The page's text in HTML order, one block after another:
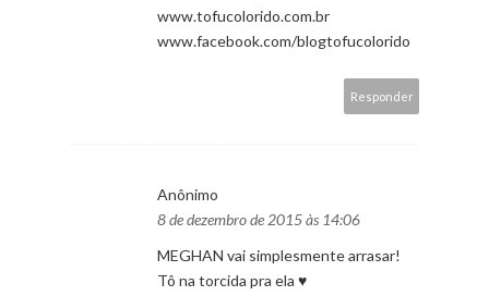
www.tofucolorido.com.br
www.facebook.com/blogtofucolorido
Responder
Anônimo
8 de dezembro de 2015 às 14:06
MEGHAN vai simplesmente arrasar!
Tô na torcida pra ela ♥